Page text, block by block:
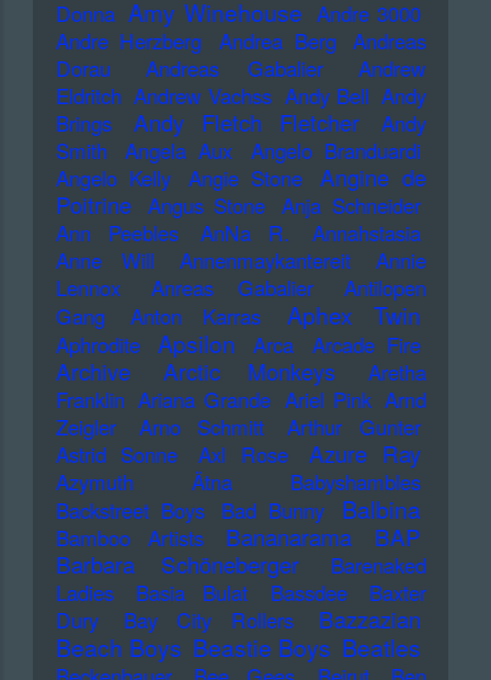
Donna Amy Winehouse Andre 3000
Andre Herzberg
Andrea Berg
Andreas
Dorau
Andreas Gabalier
Andrew
Eldritch Andrew Vachss Andy Bell Andy
Brings
Andy Fletch Fletcher
Andy
Smith
Angela Aux
Angelo Branduardi
Angelo Kelly
Angie Stone
Angine de
Poitrine Angus Stone Anja Schneider
Ann Peebles
AnNa R.
Annahstasia
Anne Will
Annenmaykantereit
Annie
Lennox
Anreas Gabalier
Antilopen
Gang
Anton Karras Aphex Twin
Aphrodite Apsilon Arca Arcade Fire
Archive Arctic Monkeys
Aretha
Franklin Ariana Grande Ariel Pink Arnd
Zeigler
Arno Schmitt
Arthur Gunter
Astrid Sonne
Axl Rose Azure Ray
Azymuth Ätna
Babyshambles
Backstreet Boys
Bad Bunny Balbina
Bamboo Artists Bananarama
BAP
Barbara Schöneberger
Barenaked
Ladies
Basia Bulat Bassdee
Baxter
Dury
Bay City Rollers Bazzazian
Beach Boys Beastie Boys Beatles